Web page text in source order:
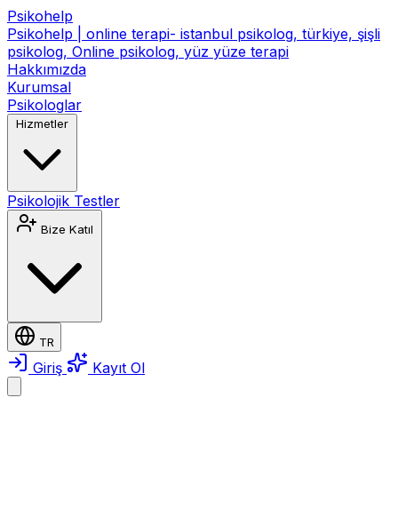
Psikohelp
Psikohelp | online terapi- istanbul psikolog, türkiye, şişli
psikolog, Online psikolog, yüz yüze terapi
Hakkımızda
Kurumsal
Psikologlar
Hizmetler
Psikolojik Testler
Bize Katıl
TR
Giriş Kayıt Ol